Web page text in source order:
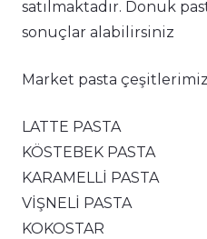
satılmaktadır. Donuk
sonuçlar alabilirsiniz
Market pasta
LATTE PASTA
KÖSTEBEK PASTA
KARAMELLİ PASTA
VİŞNELİ PASTA
KOKOSTAR